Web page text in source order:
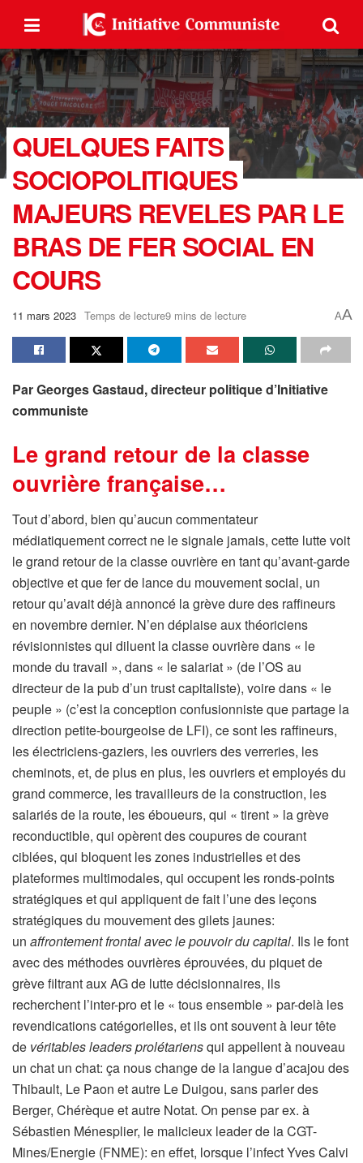
QUELQUES FAITS
SOCIOPOLITIQUES
MAJEURS REVELES PAR LE
BRAS DE FER SOCIAL EN
COURS
11 mars 2023 Temps de lecture9 mins de lecture AA
Par Georges Gastaud, directeur politique d’Initiative
communiste
Le grand retour de la classe
ouvrière française…
Tout d’abord, bien qu’aucun commentateur
médiatiquement correct ne le signale jamais, cette lutte voit
le grand retour de la classe ouvrière en tant qu’avant-garde
objective et que fer de lance du mouvement social, un
retour qu’avait déjà annoncé la grève dure des raffineurs
en novembre dernier. N’en déplaise aux théoriciens
révisionnistes qui diluent la classe ouvrière dans « le
monde du travail », dans « le salariat » (de l’OS au
directeur de la pub d’un trust capitaliste), voire dans « le
peuple » (c’est la conception confusionniste que partage la
direction petite-bourgeoise de LFI), ce sont les raffineurs,
les électriciens-gaziers, les ouvriers des verreries, les
cheminots, et, de plus en plus, les ouvriers et employés du
grand commerce, les travailleurs de la construction, les
salariés de la route, les éboueurs, qui « tirent » la grève
reconductible, qui opèrent des coupures de courant
ciblées, qui bloquent les zones industrielles et des
plateformes multimodales, qui occupent les ronds-points
stratégiques et qui appliquent de fait l’une des leçons
stratégiques du mouvement des gilets jaunes:
un affrontement frontal avec le pouvoir du capital. Ils le font
avec des méthodes ouvrières éprouvées, du piquet de
grève filtrant aux AG de lutte décisionnaires, ils
recherchent l’inter-pro et le « tous ensemble » par-delà les
revendications catégorielles, et ils ont souvent à leur tête
de véritables leaders prolétariensqui appellent à nouveau
un chat un chat: ça nous change de la langue d’acajou des
Thibault, Le Paon et autre Le Duigou, sans parler des
Berger, Chérèque et autre Notat. On pense par ex. à
Sébastien Ménesplier, le malicieux leader de la CGT-
Mines/Energie (FNME): en effet, lorsque l’infect Yves Calvi